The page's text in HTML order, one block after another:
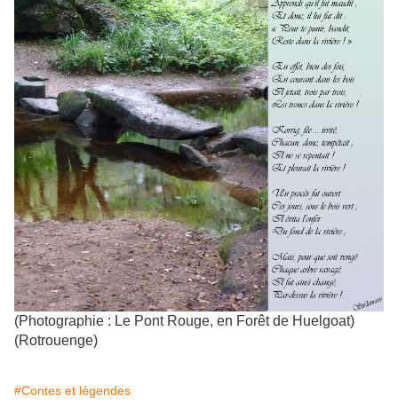
(Photographie : Le Pont Rouge, en Forêt de Huelgoat)
(Rotrouenge)
#Contes et légendes